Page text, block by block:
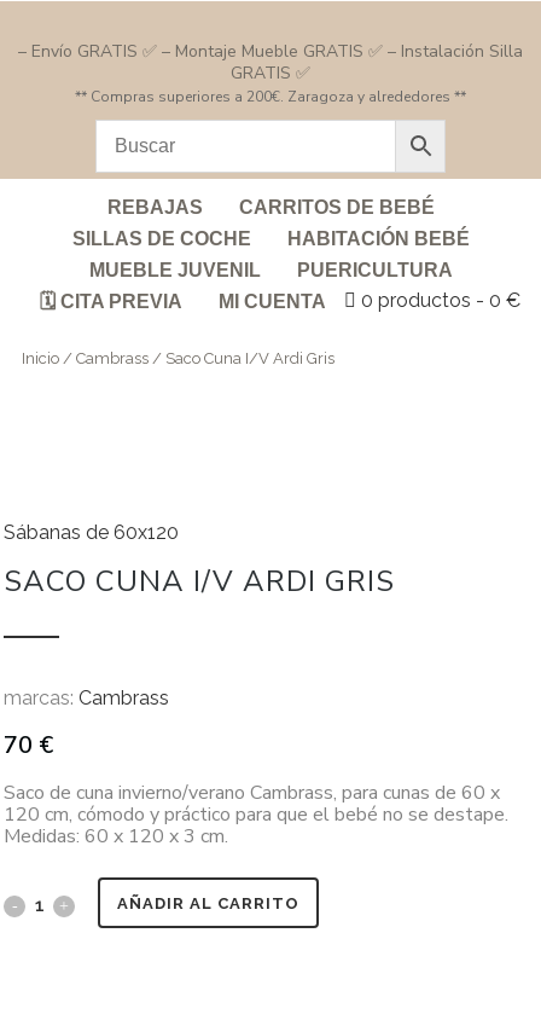
– Envío GRATIS ✅ – Montaje Mueble GRATIS ✅ – Instalación Silla
GRATIS ✅
** Compras superiores a 200€. Zaragoza y alrededores **
REBAJAS
CARRITOS DE BEBÉ
SILLAS DE COCHE
HABITACIÓN BEBÉ
MUEBLE JUVENIL
PUERICULTURA
🗓️ CITA PREVIA
MI CUENTA 0 productos 0 €
Inicio / Cambrass / Saco Cuna I/V Ardi Gris
Sábanas de 60x120
SACO CUNA I/V ARDI GRIS
marcas: Cambrass
70 €
Saco de cuna invierno/verano Cambrass, para cunas de 60 x
120 cm, cómodo y práctico para que el bebé no se destape.
Medidas: 60 x 120 x 3 cm.
AÑADIR AL CARRITO